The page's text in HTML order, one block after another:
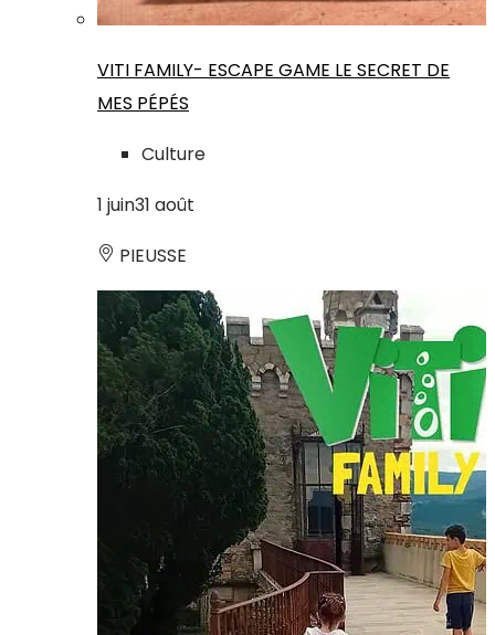
VITI FAMILY- ESCAPE GAME LE SECRET DE
MES PÉPÉS
Culture
1 juin31 août
PIEUSSE